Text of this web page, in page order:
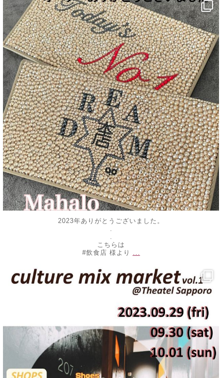
decojewelrymahalo
12月 31
2023年ありがとうございました。
こちらは
#飲食店 様より
decojewelrymahalo